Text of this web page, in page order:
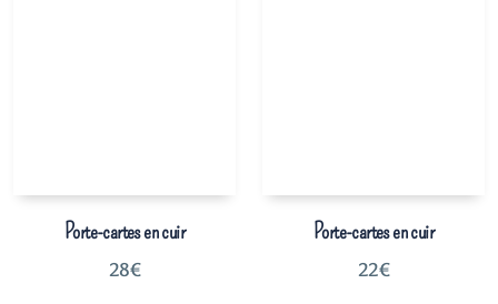
Porte-cartes en cuir
28€
Porte-cartes en cuir
22€